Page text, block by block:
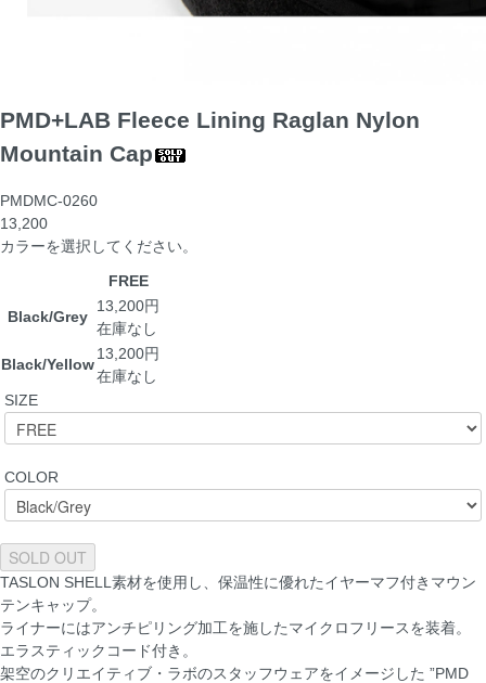
PMD+LAB Fleece Lining Raglan Nylon
Mountain Cap
PMDMC-0260
13,200
カラーを選択してください。
FREE
Black/Grey
13,200円
在庫なし
Black/Yellow
13,200円
在庫なし
SIZE
COLOR
SOLD OUT
TASLON SHELL素材を使用し、保温性に優れたイヤーマフ付きマウン
テンキャップ。
ライナーにはアンチピリング加工を施したマイクロフリースを装着。
エラスティックコード付き。
架空のクリエイティブ・ラボのスタッフウェアをイメージした ”PMD